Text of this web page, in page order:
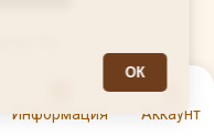
Информация Аккаунт
ОК